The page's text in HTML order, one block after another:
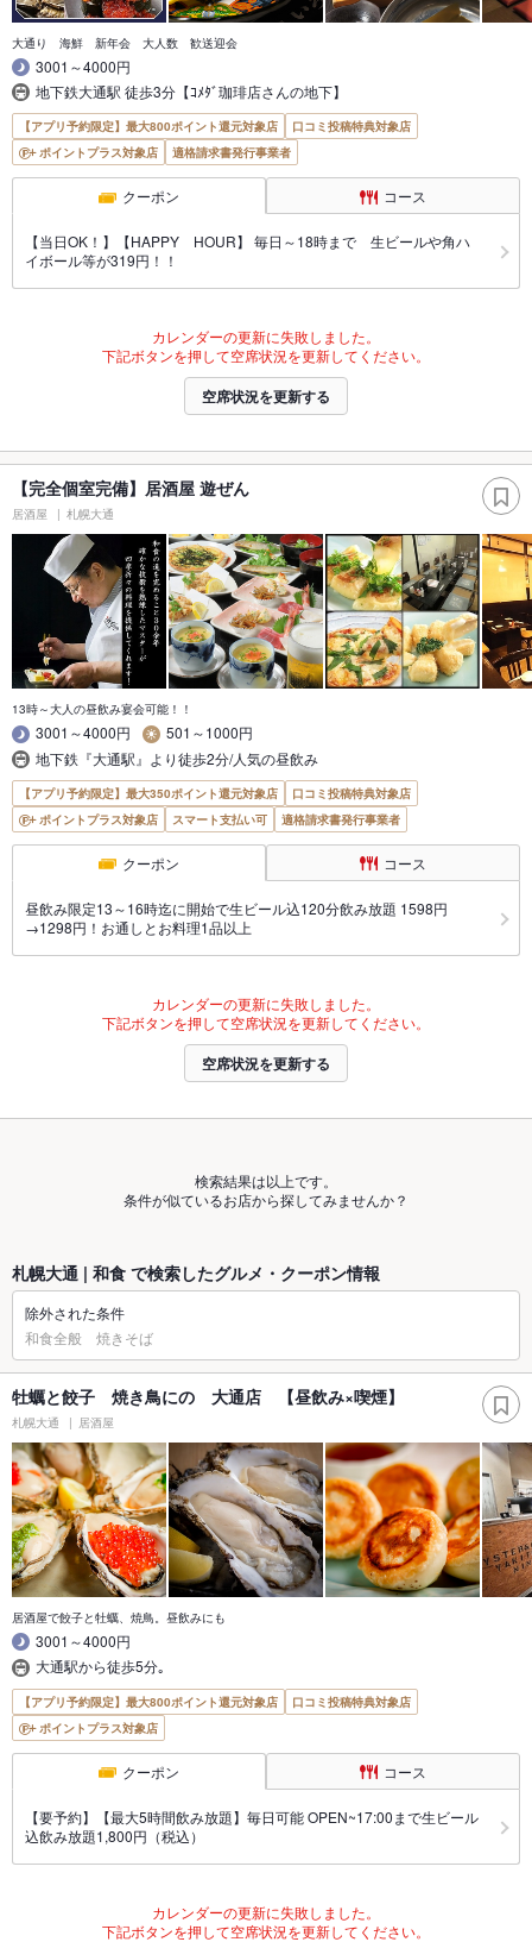
大通り 海鮮 新年会 大人数 歓送迎会
3001～4000円
地下鉄大通駅 徒歩3分【ｺﾒﾀﾞ珈琲店さんの地下】
【アプリ予約限定】最大800ポイント還元対象店
口コミ投稿特典対象店
ポイントプラス対象店
適格請求書発行事業者
クーポン コース
【当日OK！】【HAPPY HOUR】 毎日～18時まで 生ビールや角ハ
イボール等が319円！！
カレンダーの更新に失敗しました。
下記ボタンを押して空席状況を更新してください。
空席状況を更新する
【完全個室完備】居酒屋 遊ぜん
居酒屋 札幌大通
13時～大人の昼飲み宴会可能！！
3001～4000円
501～1000円
地下鉄『大通駅』より徒歩2分/人気の昼飲み
【アプリ予約限定】最大350ポイント還元対象店
口コミ投稿特典対象店
ポイントプラス対象店
スマート支払い可 適格請求書発行事業者
クーポン コース
昼飲み限定13～16時迄に開始で生ビール込120分飲み放題 1598円
→1298円！お通しとお料理1品以上
カレンダーの更新に失敗しました。
下記ボタンを押して空席状況を更新してください。
空席状況を更新する
検索結果は以上です。
条件が似ているお店から探してみませんか？
札幌大通 | 和食 で検索したグルメ・クーポン情報
除外された条件
和食全般 焼きそば
牡蠣と餃子 焼き鳥にの 大通店 【昼飲み×喫煙】
札幌大通 居酒屋
居酒屋で餃子と牡蠣、焼鳥。昼飲みにも
3001～4000円
大通駅から徒歩5分｡
【アプリ予約限定】最大800ポイント還元対象店
口コミ投稿特典対象店
ポイントプラス対象店
クーポン コース
【要予約】【最大5時間飲み放題】毎日可能 OPEN~17:00まで生ビール
込飲み放題1,800円（税込）
カレンダーの更新に失敗しました。
下記ボタンを押して空席状況を更新してください。